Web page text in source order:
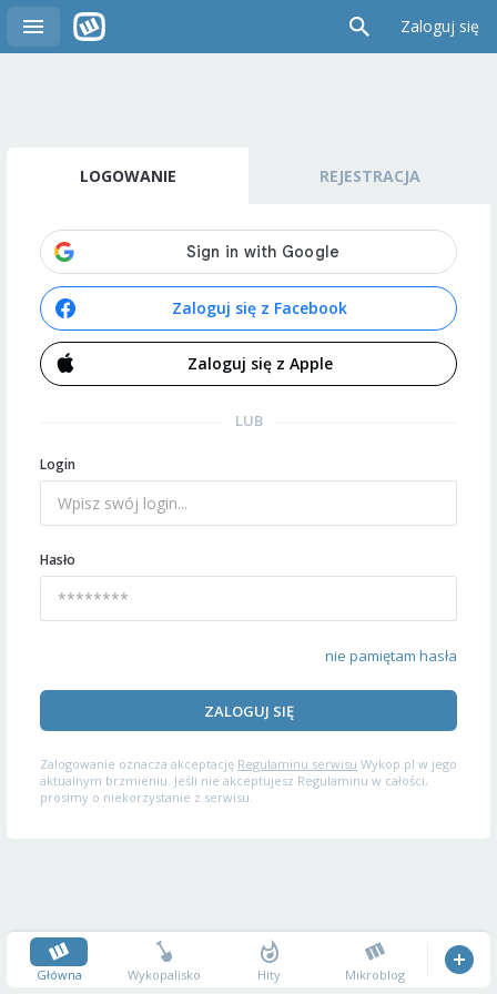
Zaloguj się
LOGOWANIE REJESTRACJA
Zaloguj się z Facebook
Zaloguj się z Apple
LUB
Login
Hasło
nie pamiętam hasła
ZALOGUJ SIĘ
Zalogowanie oznacza akceptację Regulaminu serwisu Wykop.pl w jego
aktualnym brzmieniu. Jeśli nie akceptujesz Regulaminu w całości,
prosimy o niekorzystanie z serwisu.
Główna Wykopalisko Hity Mikroblog